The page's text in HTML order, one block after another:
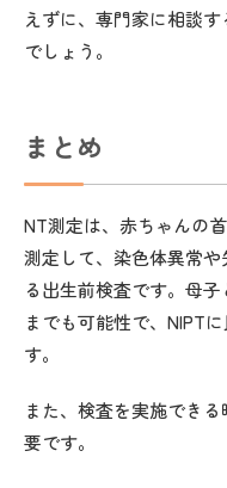
えずに、専門家に相談
でしょう。
まとめ
NT測定は、赤ちゃんの
測定して、染色体異常
る出生前検査です。母
までも可能性で、NIPT
す。
また、検査を実施でき
要です。